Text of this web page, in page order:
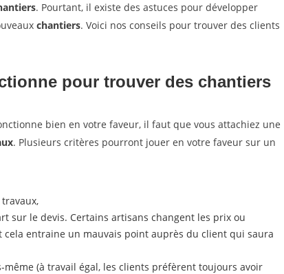
. Pourtant, il existe des astuces pour développer
chantiers. Voici nos conseils pour trouver des clients
pour trouver des chantiers
bien en votre faveur, il faut que vous attachiez une
. Plusieurs critères pourront jouer en votre faveur sur un
sur le devis. Certains artisans changent les prix ou
entraine un mauvais point auprès du client qui saura
même (à travail égal, les clients préfèrent toujours avoir